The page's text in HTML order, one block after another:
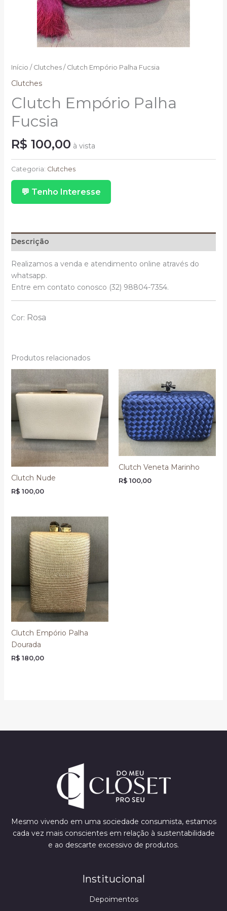
Início / Clutches/ Clutch Empório Palha Fucsia
Clutches
Clutch Empório Palha
Fucsia
R$ 100,00 à vista
Clutch
Empório
Palha
Fucsia
quantidade
Categoria: Clutches
💬 Tenho Interesse
Descrição
Realizamos a venda e atendimento online através do
whatsapp.
Entre em contato conosco (32) 98804-7354.
Cor: Rosa
Produtos relacionados
Clutch Nude
R$ 100,00
Clutch Veneta Marinho
R$ 100,00
Clutch Empório Palha
Dourada
R$ 180,00
Mesmo vivendo em uma sociedade consumista, estamos
cada vez mais conscientes em relação à sustentabilidade
e ao descarte excessivo de produtos.
Institucional
Depoimentos